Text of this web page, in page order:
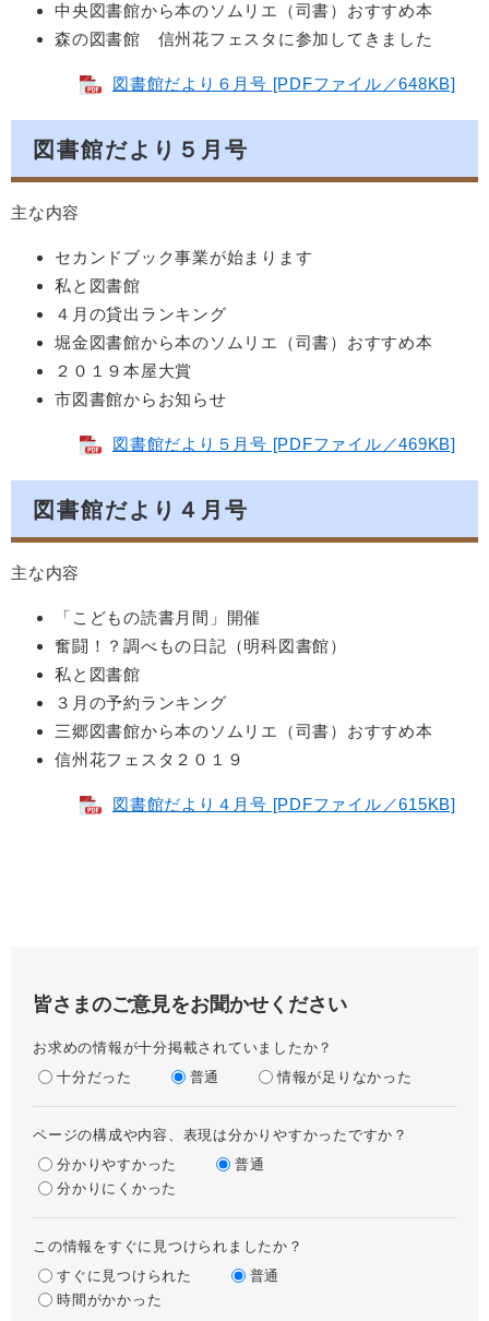
中央図書館から本のソムリエ（司書）おすすめ本
森の図書館 信州花フェスタに参加してきました
図書館だより６月号 [PDFファイル／648KB]
図書館だより５月号
主な内容
セカンドブック事業が始まります
私と図書館
４月の貸出ランキング
堀金図書館から本のソムリエ（司書）おすすめ本
２０１９本屋大賞
市図書館からお知らせ
図書館だより５月号 [PDFファイル／469KB]
図書館だより４月号
主な内容
「こどもの読書月間」開催
奮闘！？調べもの日記（明科図書館）
私と図書館
３月の予約ランキング
三郷図書館から本のソムリエ（司書）おすすめ本
信州花フェスタ２０１９
図書館だより４月号 [PDFファイル／615KB]
皆さまのご意見をお聞かせください
お求めの情報が十分掲載されていましたか？
十分だった
普通 情報が足りなかった
ページの構成や内容、表現は分かりやすかったですか？
分かりやすかった
普通
分かりにくかった
この情報をすぐに見つけられましたか？
すぐに見つけられた
普通
時間がかかった